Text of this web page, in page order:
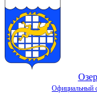
Официальный